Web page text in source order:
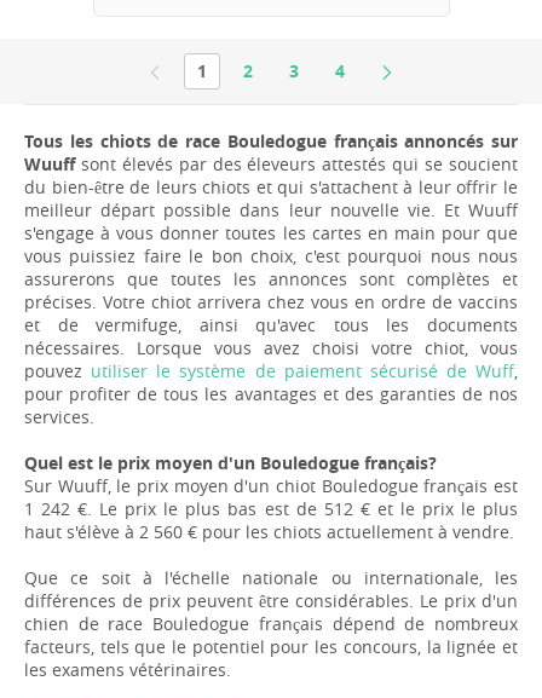
1 2 3 4
Tous les chiots de race Bouledogue français annoncés sur
Wuuffsont élevés par des éleveurs attestés qui se soucient
du bien-être de leurs chiots et qui s'attachent à leur offrir le
meilleur départ possible dans leur nouvelle vie. Et Wuuff
s'engage à vous donner toutes les cartes en main pour que
vous puissiez faire le bon choix, c'est pourquoi nous nous
assurerons que toutes les annonces sont complètes et
précises. Votre chiot arrivera chez vous en ordre de vaccins
et de vermifuge, ainsi qu'avec tous les documents
nécessaires. Lorsque vous avez choisi votre chiot, vous
pouvez utiliser le système de paiement sécurisé de Wuff,
pour profiter de tous les avantages et des garanties de nos
services.
Quel est le prix moyen d'un Bouledogue français?
Sur Wuuff, le prix moyen d'un chiot Bouledogue français est
1 242 €. Le prix le plus bas est de 512 € et le prix le plus
haut s'élève à 2 560 € pour les chiots actuellement à vendre.
Que ce soit à l'échelle nationale ou internationale, les
différences de prix peuvent être considérables. Le prix d'un
chien de race Bouledogue français dépend de nombreux
facteurs, tels que le potentiel pour les concours, la lignée et
les examens vétérinaires.